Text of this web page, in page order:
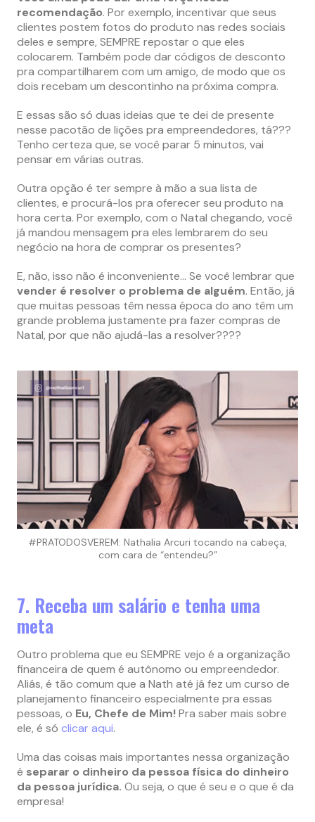
recomendação. Por exemplo, incentivar que seus
clientes postem fotos do produto nas redes sociais
deles e sempre, SEMPRE repostar o que eles
colocarem. Também pode dar códigos de desconto
pra compartilharem com um amigo, de modo que os
dois recebam um descontinho na próxima compra.
E essas são só duas ideias que te dei de presente
nesse pacotão de lições pra empreendedores, tá???
Tenho certeza que, se você parar 5 minutos, vai
pensar em várias outras.
Outra opção é ter sempre à mão a sua lista de
clientes, e procurá-los pra oferecer seu produto na
hora certa. Por exemplo, com o Natal chegando, você
já mandou mensagem pra eles lembrarem do seu
negócio na hora de comprar os presentes?
E, não, isso não é inconveniente… Se você lembrar que
vender é resolver o problema de alguém. Então, já
que muitas pessoas têm nessa época do ano têm um
grande problema justamente pra fazer compras de
Natal, por que não ajudá-las a resolver????
#PRATODOSVEREM: Nathalia Arcuri tocando na cabeça,
com cara de “entendeu?”
7. Receba um salário e tenha uma
meta
Outro problema que eu SEMPRE vejo é a organização
financeira de quem é autônomo ou empreendedor.
Aliás, é tão comum que a Nath até já fez um curso de
planejamento financeiro especialmente pra essas
pessoas, o Eu, Chefe de Mim!Pra saber mais sobre
ele, é só clicar aqui.
Uma das coisas mais importantes nessa organização
é separar o dinheiro da pessoa física do dinheiro
da pessoa jurídica. Ou seja, o que é seu e o que é da
empresa!